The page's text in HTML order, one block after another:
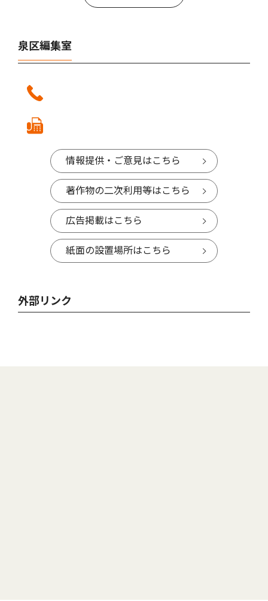
泉区編集室
情報提供・ご意見はこちら
著作物の二次利用等はこちら
広告掲載はこちら
紙面の設置場所はこちら
外部リンク